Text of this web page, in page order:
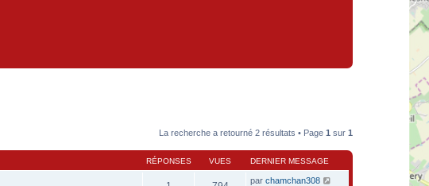
La recherche a retourné 2 résultats • Page 1 sur 1
RÉPONSES VUES DERNIER MESSAGE
par chamchan308